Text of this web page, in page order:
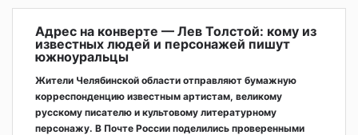
Адрес на конверте — Лев Толстой: кому из
известных людей и персонажей пишут
южноуральцы
Жители Челябинской области отправляют бумажную
корреспонденцию известным артистам, великому
русскому писателю и культовому литературному
персонажу. В Почте России поделились проверенными